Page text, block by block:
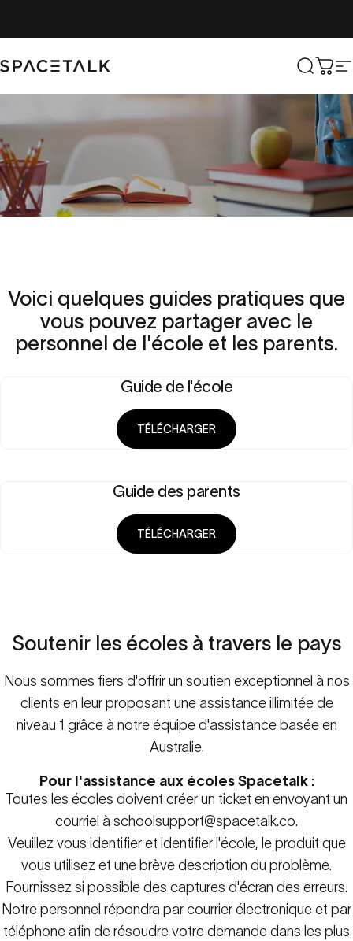
Parler de l'espace
Guides de soutien de
l'application pour les écoles
Voici quelques guides pratiques que
vous pouvez partager avec le
personnel de l'école et les parents.
Guide de l'école
TÉLÉCHARGER
Guide des parents
TÉLÉCHARGER
Soutenir les écoles à travers le pays
Nous sommes fiers d'offrir un soutien exceptionnel à nos
clients en leur proposant une assistance illimitée de
niveau 1 grâce à notre équipe d'assistance basée en
Australie.
Pour l'assistance aux écoles Spacetalk :
Toutes les écoles doivent créer un ticket en envoyant un
courriel à schoolsupport@spacetalk.co.
Veuillez vous identifier et identifier l'école, le produit que
vous utilisez et une brève description du problème.
Fournissez si possible des captures d'écran des erreurs.
Notre personnel répondra par courrier électronique et par
téléphone afin de résoudre votre demande dans les plus